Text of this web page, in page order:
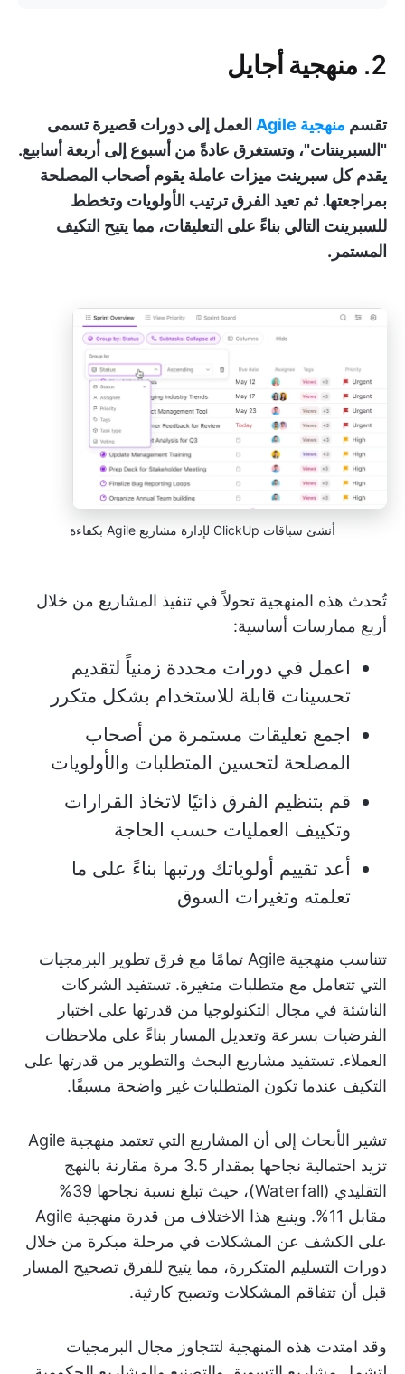
2. منهجية أجايل
تقسم منهجية Agile
العمل إلى دورات قصيرة تسمى
"السبرينتات"، وتستغرق عادةً من أسبوع إلى أربعة أسابيع.
يقدم كل سبرينت ميزات عاملة يقوم أصحاب المصلحة
بمراجعتها. ثم تعيد الفرق ترتيب الأولويات وتخطط
للسبرينت التالي بناءً على التعليقات، مما يتيح التكيف
المستمر.
أنشئ سباقات ClickUp لإدارة مشاريع Agile بكفاءة
تُحدث هذه المنهجية تحولاً في تنفيذ المشاريع من خلال
أربع ممارسات أساسية:
اعمل في دورات محددة زمنياً لتقديم
تحسينات قابلة للاستخدام بشكل متكرر
اجمع تعليقات مستمرة من أصحاب
المصلحة لتحسين المتطلبات والأولويات
قم بتنظيم الفرق ذاتيًا لاتخاذ القرارات
وتكييف العمليات حسب الحاجة
أعد تقييم أولوياتك ورتبها بناءً على ما
تعلمته وتغيرات السوق
تتناسب منهجية Agile تمامًا مع فرق تطوير البرمجيات
التي تتعامل مع متطلبات متغيرة. تستفيد الشركات
الناشئة في مجال التكنولوجيا من قدرتها على اختبار
الفرضيات بسرعة وتعديل المسار بناءً على ملاحظات
العملاء. تستفيد مشاريع البحث والتطوير من قدرتها على
التكيف عندما تكون المتطلبات غير واضحة مسبقًا.
تشير الأبحاث إلى أن المشاريع التي تعتمد منهجية Agile
تزيد احتمالية نجاحها بمقدار 3.5 مرة مقارنة بالنهج
التقليدي (Waterfall)، حيث تبلغ نسبة نجاحها 39%
مقابل 11%. وينبع هذا الاختلاف من قدرة منهجية Agile
على الكشف عن المشكلات في مرحلة مبكرة من خلال
دورات التسليم المتكررة، مما يتيح للفرق تصحيح المسار
قبل أن تتفاقم المشكلات وتصبح كارثية.
وقد امتدت هذه المنهجية لتتجاوز مجال البرمجيات